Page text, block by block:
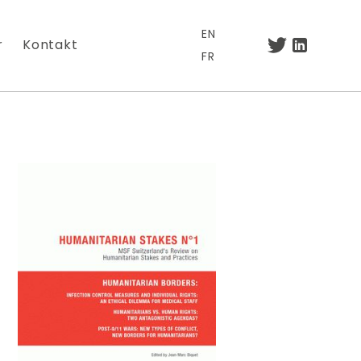
Kontakt
EN
FR